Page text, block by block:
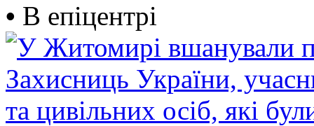
• В епіцентрі